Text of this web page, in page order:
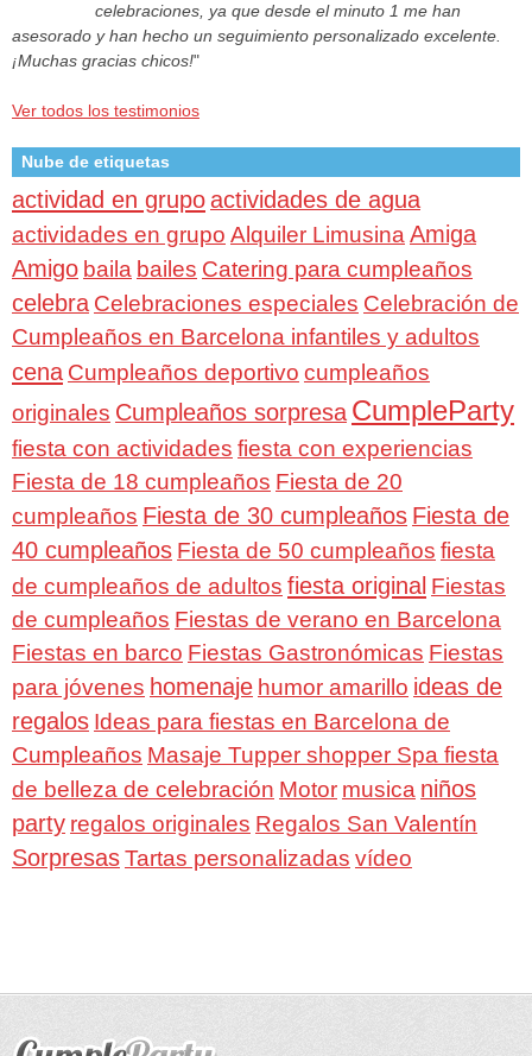
celebraciones, ya que desde el minuto 1 me han
asesorado y han hecho un seguimiento personalizado excelente.
¡Muchas gracias chicos!"
Ver todos los testimonios
Nube de etiquetas
actividad en grupoactividades de agua
actividades en grupo Alquiler Limusina Amiga
Amigo baila bailes Catering para cumpleaños
celebra Celebraciones especiales Celebración de
Cumpleaños en Barcelona infantiles y adultos
cena Cumpleaños deportivo cumpleaños
originales Cumpleaños sorpresa CumpleParty
fiesta con actividades fiesta con experiencias
Fiesta de 18 cumpleaños Fiesta de 20
cumpleaños Fiesta de 30 cumpleaños Fiesta de
40 cumpleaños Fiesta de 50 cumpleaños fiesta
de cumpleaños de adultos fiesta original Fiestas
de cumpleaños Fiestas de verano en Barcelona
Fiestas en barco Fiestas Gastronómicas Fiestas
para jóvenes homenaje humor amarillo ideas de
regalos Ideas para fiestas en Barcelona de
Cumpleaños Masaje Tupper shopper Spa fiesta
de belleza de celebración Motor musica niños
party regalos originales Regalos San Valentín
SorpresasTartas personalizadas vídeo